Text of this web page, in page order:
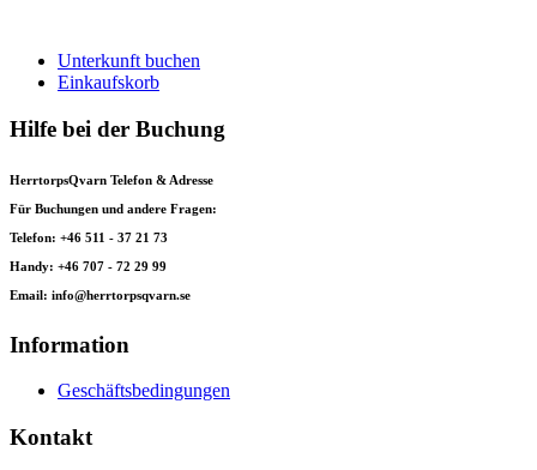
Unterkunft buchen
Einkaufskorb
Hilfe bei der Buchung
HerrtorpsQvarn Telefon & Adresse
Für Buchungen und andere Fragen:
Telefon: +46 511 - 37 21 73
Handy: +46 707 - 72 29 99
Email: info@herrtorpsqvarn.se
Information
Geschäftsbedingungen
Kontakt